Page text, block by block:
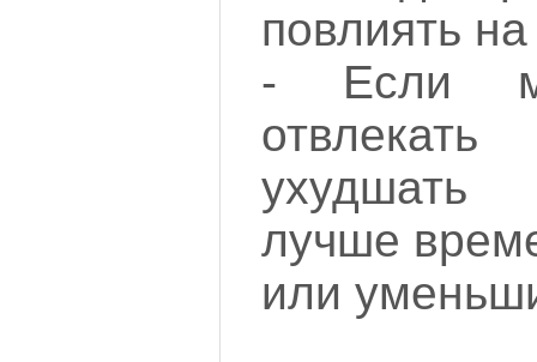
повлиять
- Если
лучше
или